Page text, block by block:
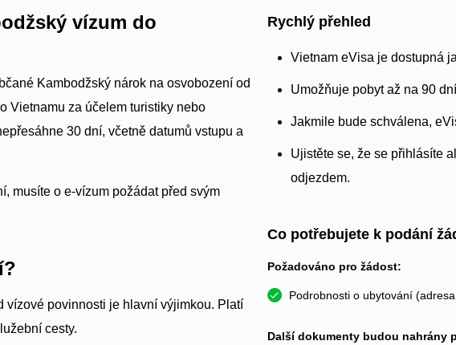
vízum do
Kambodžský nárok na osvobození od
Vietnamu za účelem turistiky nebo
30 dní, včetně datumů vstupu a
musíte o e-vízum požádat před svým
vízové povinnosti je hlavní výjimkou. Platí
cesty.
Rychlý přehled
Vietnam eVisa je dostupná
Umožňuje pobyt až na 90
Jakmile bude schválena,
Ujistěte se, že se přihlásíte
odjezdem.
Co potřebujete k podání
Požadováno pro žádost:
Podrobnosti o ubytování
Další dokumenty budou nahrány